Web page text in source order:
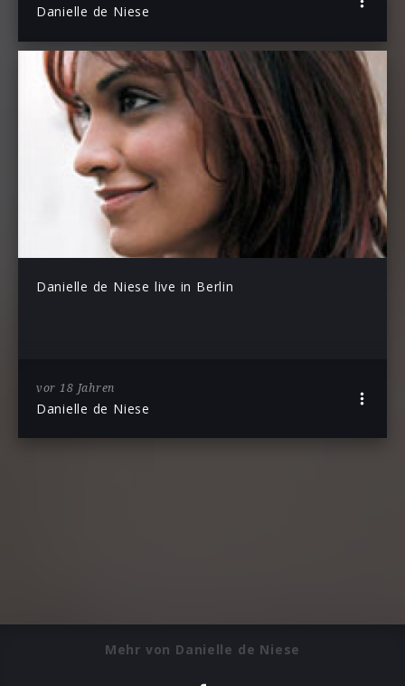
Danielle de Niese
Danielle de Niese live in Berlin
vor 18 Jahren
Danielle de Niese
Mehr von Danielle de Niese